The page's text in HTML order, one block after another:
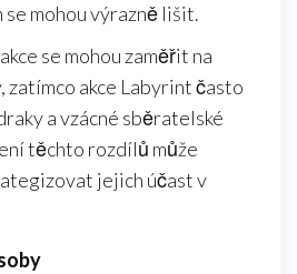
mohou výrazně lišit.
se mohou zaměřit na
zatímco akce Labyrint často
a vzácné sběratelské
těchto rozdílů může
jejich účast v